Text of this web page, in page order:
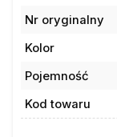
Nr oryginalny
Kolor
Pojemność
Kod towaru